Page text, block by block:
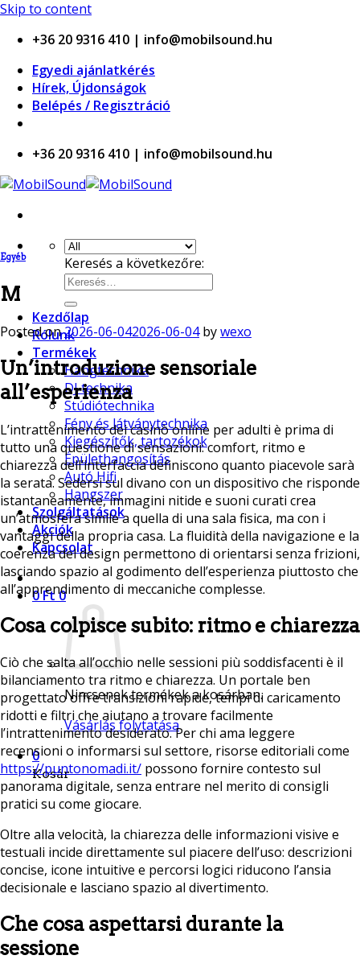
Skip to content
+36 20 9316 410 | info@mobilsound.hu
Egyedi ajánlatkérés
Hírek, Újdonságok
Belépés / Regisztráció
+36 20 9316 410 | info@mobilsound.hu
Keresés a következőre:
Kezdőlap
Rólunk
Termékek
Hangtechnika
DJ technika
Stúdiótechnika
Fény és látványtechnika
Kiegészítők, tartozékok
Épülethangosítás
Autó Hifi
Hangszer
Szolgáltatások
Akciók
Kapcsolat
0Ft0
Nincsenek termékek a kosárban.
Vásárlás folytatása
0
Kosár
Egyéb
M
Posted on2026-06-042026-06-04 bywexo
Un’introduzione sensoriale
all’esperienza
L’intrattenimento dei casinò online per adulti è prima di
tutto una questione di sensazioni: comfort, ritmo e
chiarezza dell’interfaccia definiscono quanto piacevole sarà
la serata. Sedersi sul divano con un dispositivo che risponde
istantaneamente, immagini nitide e suoni curati crea
un’atmosfera simile a quella di una sala fisica, ma con i
vantaggi della propria casa. La fluidità della navigazione e la
coerenza del design permettono di orientarsi senza frizioni,
lasciando spazio al godimento dell’esperienza piuttosto che
all’apprendimento di meccaniche complesse.
Cosa colpisce subito: ritmo e chiarezza
Ciò che salta all’occhio nelle sessioni più soddisfacenti è il
bilanciamento tra ritmo e chiarezza. Un portale ben
progettato offre transizioni rapide, tempi di caricamento
ridotti e filtri che aiutano a trovare facilmente
l’intrattenimento desiderato. Per chi ama leggere
recensioni o informarsi sul settore, risorse editoriali come
https://puntonomadi.it/ possono fornire contesto sul
panorama digitale, senza entrare nel merito di consigli
pratici su come giocare.
Oltre alla velocità, la chiarezza delle informazioni visive e
testuali incide direttamente sul piacere dell’uso: descrizioni
concise, icone intuitive e percorsi logici riducono l’ansia
decisionale e lasciano spazio al divertimento.
Che cosa aspettarsi durante la
sessione